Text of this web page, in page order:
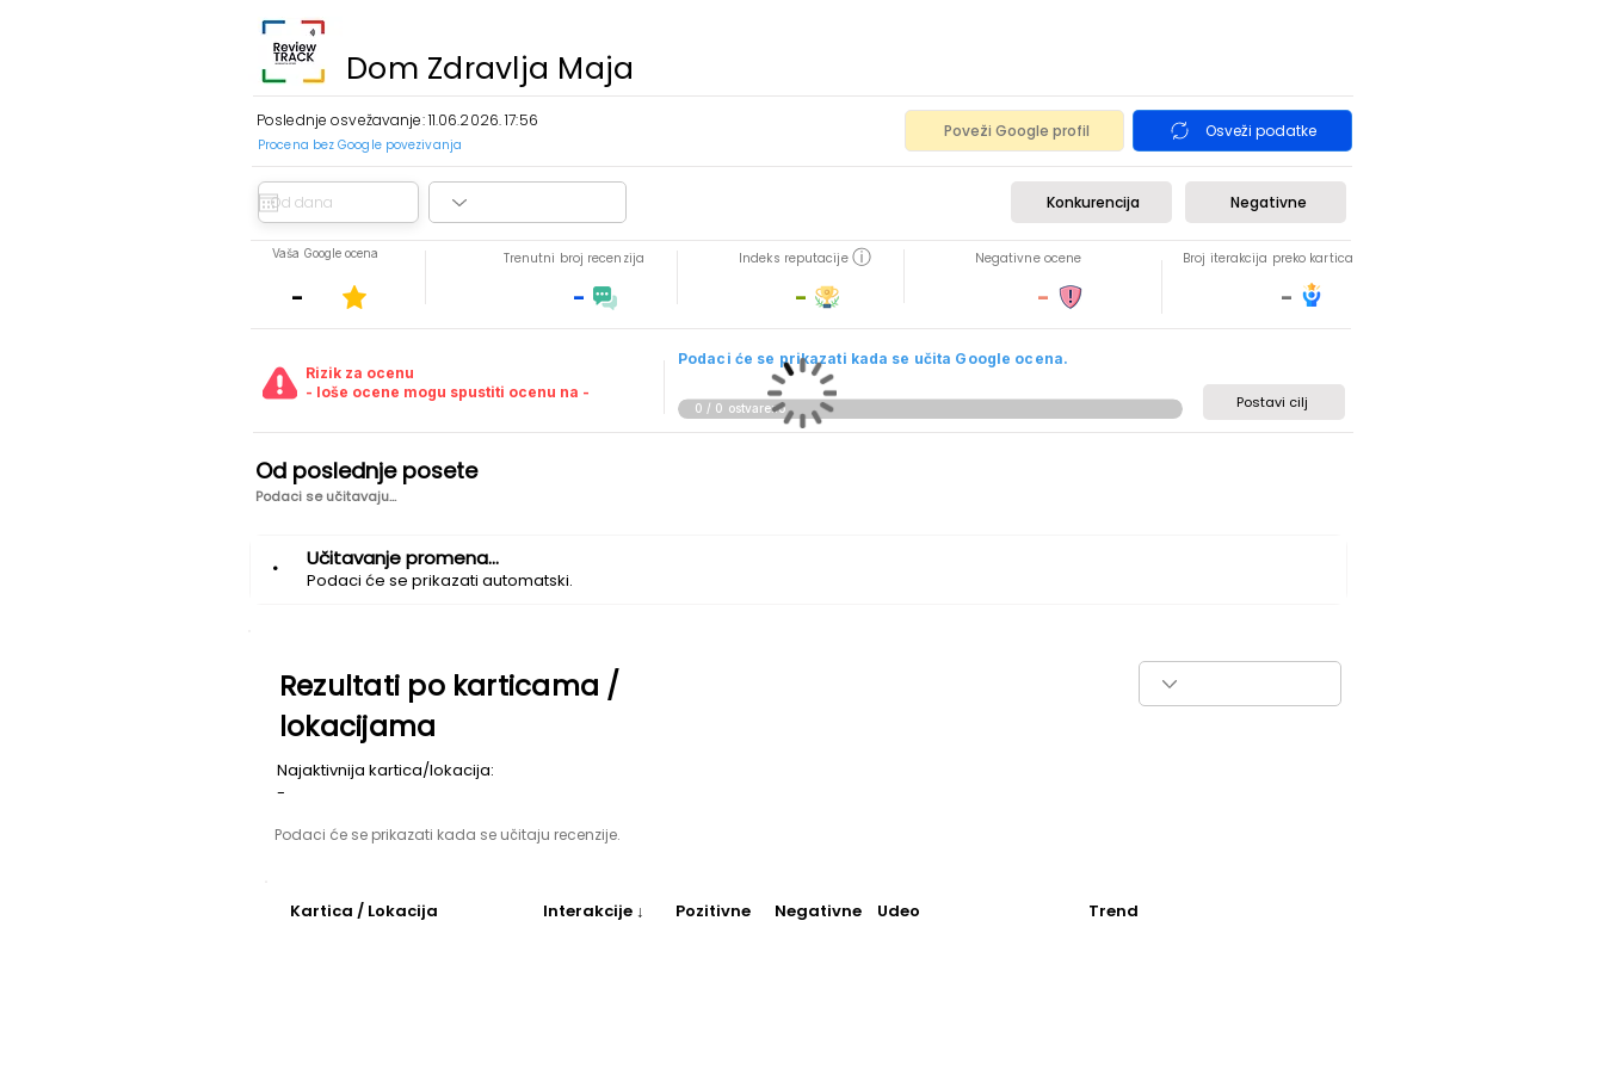
Dom Zdravlja Maja
Poslednje osvežavanje: 11.06.2026. 17:56
Procena bez Google povezivanja
Poveži Google profil Osveži podatke
Konkurencija Negativne
Vaša Google ocena Trenutni broj recenzija Indeks reputacije ⓘ Negativne ocene Broj iterakcija preko kartica
- - - - -
Rizik za ocenu
- loše ocene mogu spustiti ocenu na -
Podaci će se prikazati kada se učita Google ocena.
0 / 0 ostvareno Postavi cilj
Od poslednje posete
Podaci se učitavaju...
• Učitavanje promena...
Podaci će se prikazati automatski.
Rezultati po karticama /
lokacijama
Najaktivnija kartica/lokacija:
-
Podaci će se prikazati kada se učitaju recenzije.
Kartica / Lokacija Interakcije ↓ Pozitivne Negativne Udeo Trend